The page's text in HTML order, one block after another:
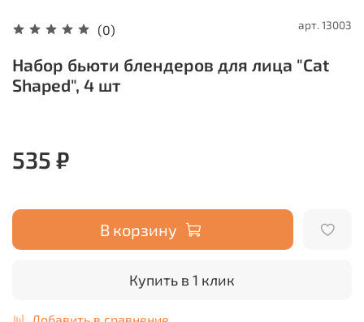
(0) арт. 13003
Набор бьюти блендеров для лица "Cat
Shaped", 4 шт
535 ₽
В корзину
Купить в 1 клик